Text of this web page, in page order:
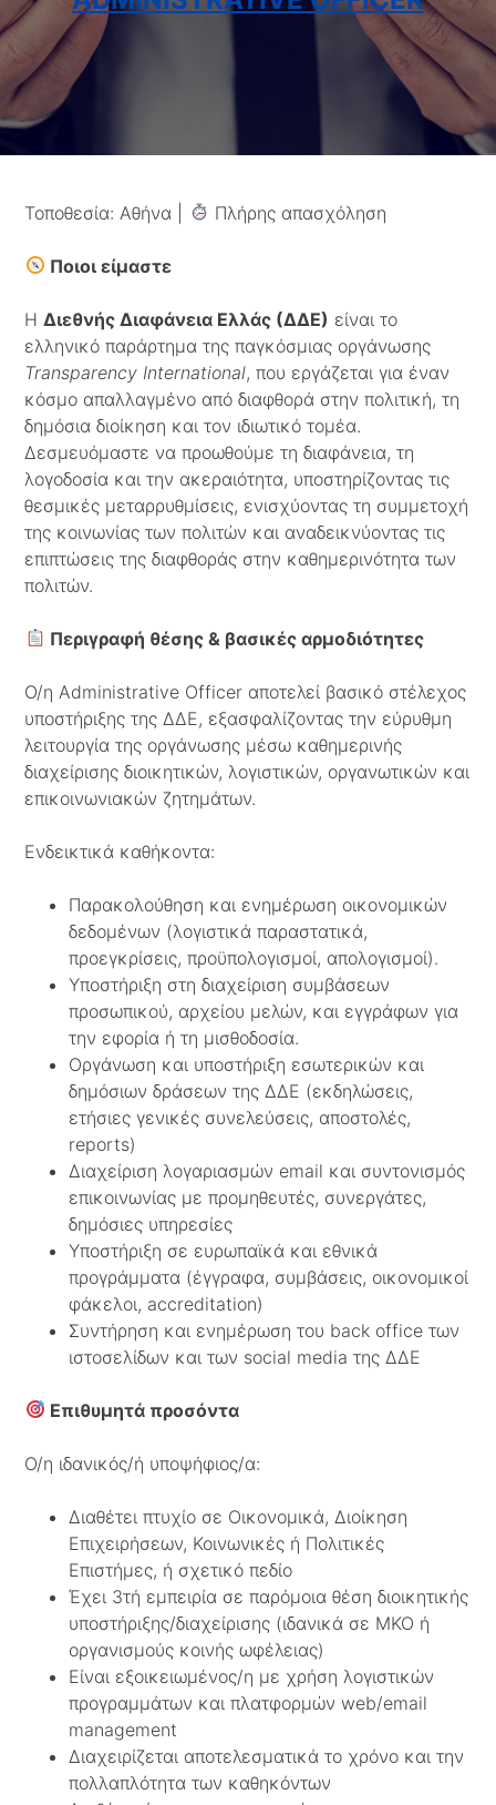
Τοποθεσία: Αθήνα | Πλήρης απασχόληση
Ποιοι είμαστε
Η Διεθνής Διαφάνεια Ελλάς (ΔΔΕ) είναι το
ελληνικό παράρτημα της παγκόσμιας οργάνωσης
Transparency International, που εργάζεται για έναν
κόσμο απαλλαγμένο από διαφθορά στην πολιτική, τη
δημόσια διοίκηση και τον ιδιωτικό τομέα.
Δεσμευόμαστε να προωθούμε τη διαφάνεια, τη
λογοδοσία και την ακεραιότητα, υποστηρίζοντας τις
θεσμικές μεταρρυθμίσεις, ενισχύοντας τη συμμετοχή
της κοινωνίας των πολιτών και αναδεικνύοντας τις
επιπτώσεις της διαφθοράς στην καθημερινότητα των
πολιτών.
Περιγραφή θέσης & βασικές αρμοδιότητες
Ο/η Administrative Officer αποτελεί βασικό στέλεχος
υποστήριξης της ΔΔΕ, εξασφαλίζοντας την εύρυθμη
λειτουργία της οργάνωσης μέσω καθημερινής
διαχείρισης διοικητικών, λογιστικών, οργανωτικών και
επικοινωνιακών ζητημάτων.
Ενδεικτικά καθήκοντα:
Παρακολούθηση και ενημέρωση οικονομικών
δεδομένων (λογιστικά παραστατικά,
προεγκρίσεις, προϋπολογισμοί, απολογισμοί).
Υποστήριξη στη διαχείριση συμβάσεων
προσωπικού, αρχείου μελών, και εγγράφων για
την εφορία ή τη μισθοδοσία.
Οργάνωση και υποστήριξη εσωτερικών και
δημόσιων δράσεων της ΔΔΕ (εκδηλώσεις,
ετήσιες γενικές συνελεύσεις, αποστολές,
reports)
Διαχείριση λογαριασμών email και συντονισμός
επικοινωνίας με προμηθευτές, συνεργάτες,
δημόσιες υπηρεσίες
Υποστήριξη σε ευρωπαϊκά και εθνικά
προγράμματα (έγγραφα, συμβάσεις, οικονομικοί
φάκελοι, accreditation)
Συντήρηση και ενημέρωση του back office των
ιστοσελίδων και των social media της ΔΔΕ
Επιθυμητά προσόντα
Ο/η ιδανικός/ή υποψήφιος/α:
Διαθέτει πτυχίο σε Οικονομικά, Διοίκηση
Επιχειρήσεων, Κοινωνικές ή Πολιτικές
Επιστήμες, ή σχετικό πεδίο
Έχει 3τή εμπειρία σε παρόμοια θέση διοικητικής
υποστήριξης/διαχείρισης (ιδανικά σε ΜΚΟ ή
οργανισμούς κοινής ωφέλειας)
Είναι εξοικειωμένος/η με χρήση λογιστικών
προγραμμάτων και πλατφορμών web/email
management
Διαχειρίζεται αποτελεσματικά το χρόνο και την
πολλαπλότητα των καθηκόντων